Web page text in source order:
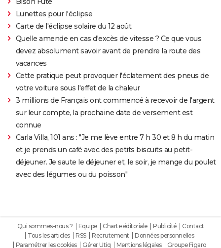
Lunettes pour l'éclipse
Carte de l'éclipse solaire du 12 août
Quelle amende en cas d'excès de vitesse ? Ce que vous
devez absolument savoir avant de prendre la route des
vacances
Cette pratique peut provoquer l'éclatement des pneus de
votre voiture sous l'effet de la chaleur
3 millions de Français ont commencé à recevoir de l'argent
sur leur compte, la prochaine date de versement est
connue
Carla Villa, 101 ans : "Je me lève entre 7 h 30 et 8 h du matin
et je prends un café avec des petits biscuits au petit-
déjeuner. Je saute le déjeuner et, le soir, je mange du poulet
avec des légumes ou du poisson"
Qui sommes-nous ? Equipe Charte éditoriale Publicité
Contact
Tous les articles
RSS Recrutement
Données personnelles
Paramétrer les cookies
Gérer Utiq Mentions légales Groupe Figaro